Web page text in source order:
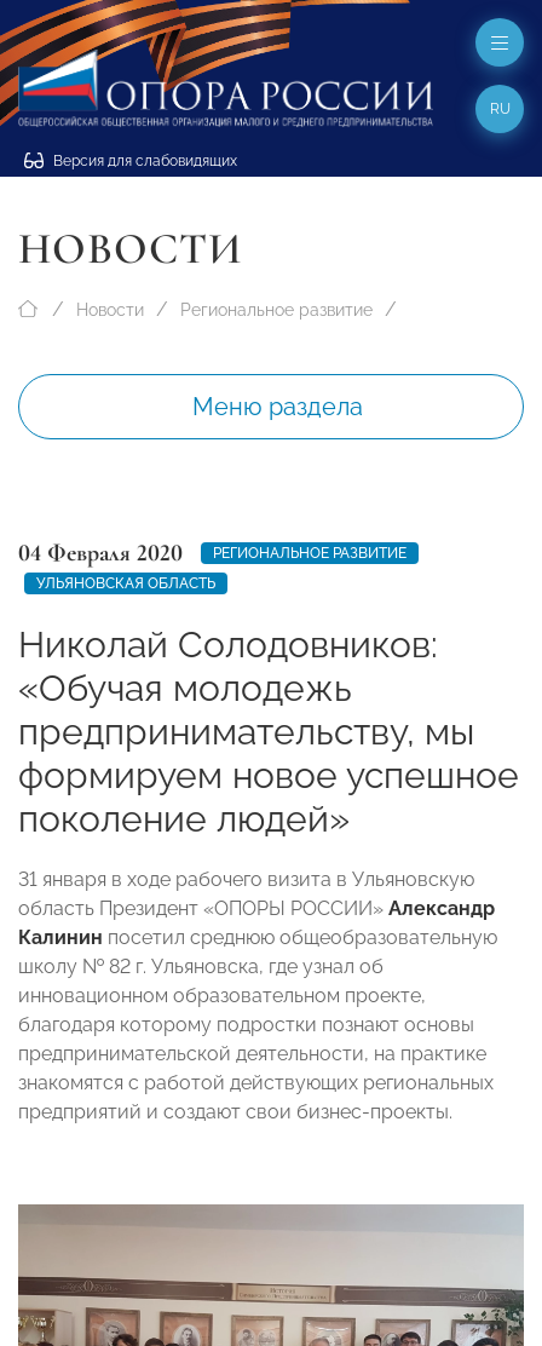
Версия для слабовидящих
RU
НОВОСТИ
Новости Региональное развитие
Меню раздела
04 Февраля 2020
РЕГИОНАЛЬНОЕ РАЗВИТИЕ
УЛЬЯНОВСКАЯ ОБЛАСТЬ
Николай Солодовников:
«Обучая молодежь
предпринимательству, мы
формируем новое успешное
поколение людей»
31 января в ходе рабочего визита в Ульяновскую
область Президент «ОПОРЫ РОССИИ» Александр
Калинин посетил среднюю общеобразовательную
школу № 82 г. Ульяновска, где узнал об
инновационном образовательном проекте,
благодаря которому подростки познают основы
предпринимательской деятельности, на практике
знакомятся с работой действующих региональных
предприятий и создают свои бизнес-проекты.